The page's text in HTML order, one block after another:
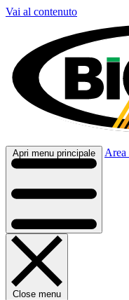
Vai al contenuto
Apri menu principale Area
Close menu